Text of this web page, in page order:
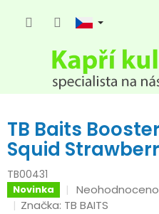
TB Baits
Squid
TB00431
Novinka
Průměrné
hodnocení
Neohodnoceno
Značka: TB BAITS